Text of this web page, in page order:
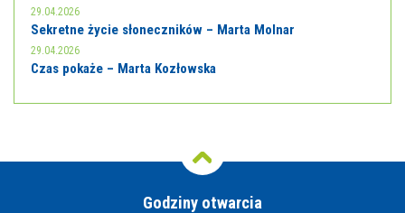
29.04.2026
Sekretne życie słoneczników – Marta Molnar
29.04.2026
Czas pokaże – Marta Kozłowska
Godziny otwarcia